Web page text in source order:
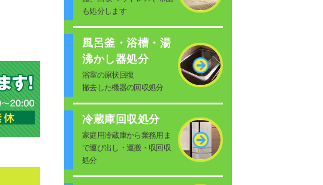
も処分します
風呂釜・浴槽・湯
沸かし器処分
浴室の原状回復
撤去した機器の回収処分
冷蔵庫回収処分
家庭用冷蔵庫から業務用ま
で運び出し・運搬・収回収
処分